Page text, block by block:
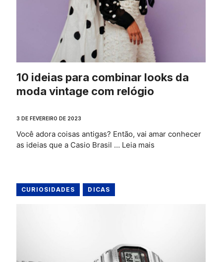
10 ideias para combinar looks da
moda vintage com relógio
3 DE FEVEREIRO DE 2023
Você adora coisas antigas? Então, vai amar conhecer
as ideias que a Casio Brasil … Leia mais
CURIOSIDADES DICAS